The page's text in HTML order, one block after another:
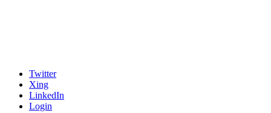
Twitter
Xing
LinkedIn
Login